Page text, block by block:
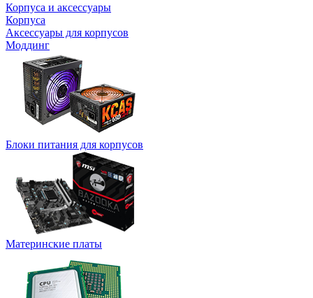
Корпуса и аксессуары
Корпуса
Аксессуары для корпусов
Моддинг
Блоки питания для корпусов
Материнские платы